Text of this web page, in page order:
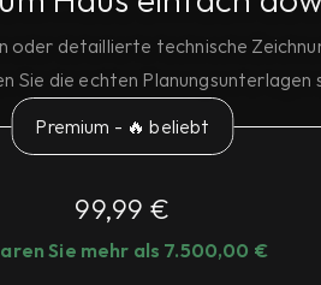
detaillierte technische
Sie die echten
Premium - 🔥 beliebt
99,99 €
Sie mehr als 7.500,00 €